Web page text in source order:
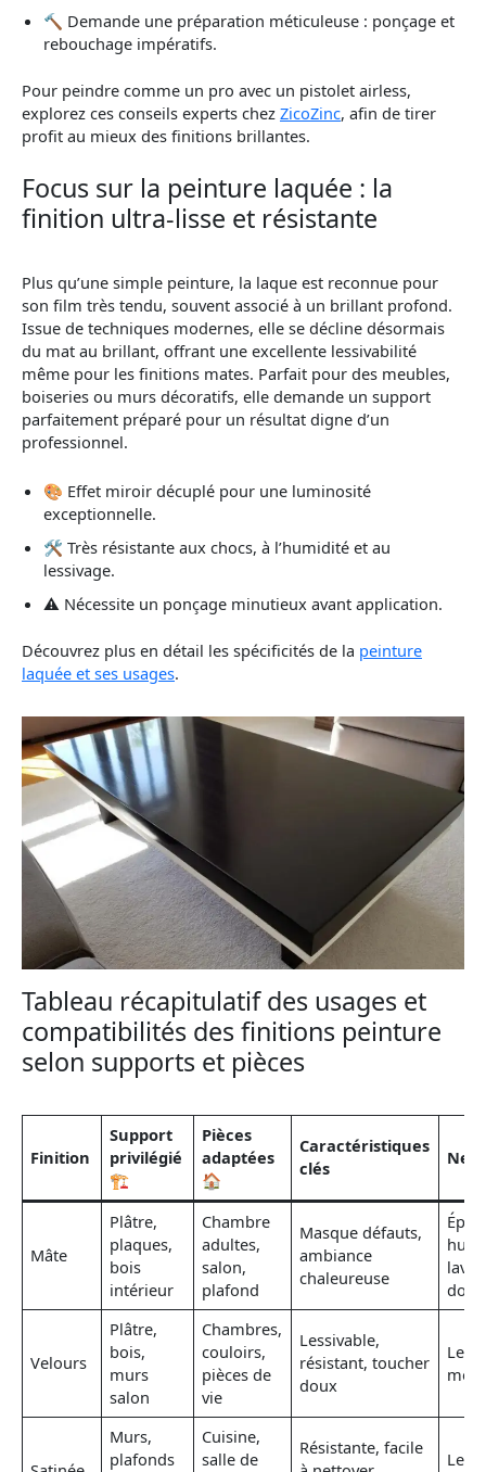
🔨 Demande une préparation méticuleuse : ponçage et
rebouchage impératifs.
Pour peindre comme un pro avec un pistolet airless,
explorez ces conseils experts chez ZicoZinc, afin de tirer
profit au mieux des finitions brillantes.
Focus sur la peinture laquée : la
finition ultra-lisse et résistante
Plus qu’une simple peinture, la laque est reconnue pour
son film très tendu, souvent associé à un brillant profond.
Issue de techniques modernes, elle se décline désormais
du mat au brillant, offrant une excellente lessivabilité
même pour les finitions mates. Parfait pour des meubles,
boiseries ou murs décoratifs, elle demande un support
parfaitement préparé pour un résultat digne d’un
professionnel.
🎨 Effet miroir décuplé pour une luminosité
exceptionnelle.
🛠️ Très résistante aux chocs, à l’humidité et au
lessivage.
⚠️ Nécessite un ponçage minutieux avant application.
Découvrez plus en détail les spécificités de la peinture
laquée et ses usages.
Tableau récapitulatif des usages et
compatibilités des finitions peinture
selon supports et pièces
Finition
Support
privilégié
🏗️
Pièces
adaptées
🏠
Caractéristiques
clés
Mâte
Plâtre,
plaques,
bois
intérieur
Chambre
adultes,
salon,
plafond
Masque défauts,
ambiance
chaleureuse
doux
Velours
Plâtre,
bois,
murs
salon
Chambres,
couloirs,
pièces de
vie
Lessivable,
résistant, toucher
doux
Murs,
plafonds
Cuisine,
salle de
Résistante, facile